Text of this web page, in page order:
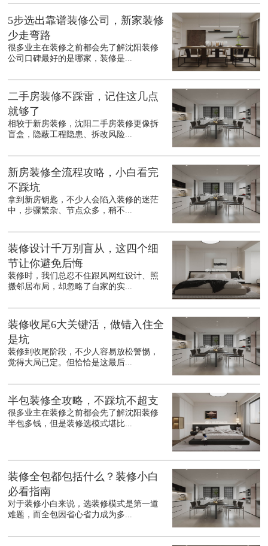
5步选出靠谱装修公司，新家装修
少走弯路
很多业主在装修之前都会先了解沈阳装修
公司口碑最好的是哪家，装修是...
二手房装修不踩雷，记住这几点
就够了
相较于新房装修，沈阳二手房装修更像拆
盲盒，隐蔽工程隐患、拆改风险...
新房装修全流程攻略，小白看完
不踩坑
拿到新房钥匙，不少人会陷入装修的迷茫
中，步骤繁杂、节点众多，稍不...
装修设计千万别盲从，这四个细
节让你避免后悔
装修时，我们总忍不住跟风网红设计、照
搬邻居布局，却忽略了自家的实...
装修收尾6大关键活，做错入住全
是坑
装修到收尾阶段，不少人容易放松警惕，
觉得大局已定。但恰恰是这最后...
半包装修全攻略，不踩坑不超支
很多业主在装修之前都会先了解沈阳装修
半包多钱，但是装修选模式堪比...
装修全包都包括什么？装修小白
必看指南
对于装修小白来说，选装修模式是第一道
难题，而全包因省心省力成为多...